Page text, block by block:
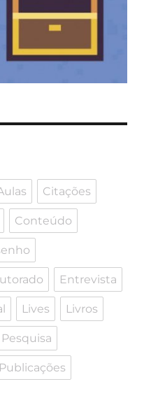
Citações
Conteúdo
Entrevista
Lives Livros
Pesquisa
Publicações